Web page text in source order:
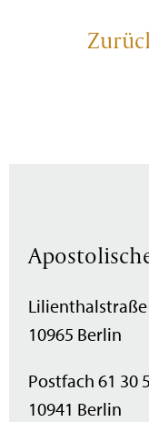
10965 Berlin
Postfach 61 30
10941 Berlin